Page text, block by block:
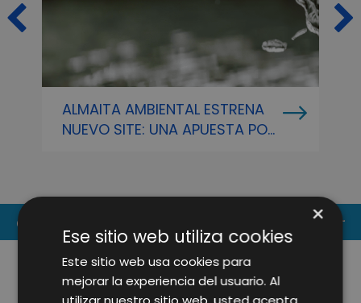
ALMAITA AMBIENTAL ESTRENA
NUEVO SITE: UNA APUESTA POR
CONTACT US
×
Ese sitio web utiliza cookies
Este sitio web usa cookies para
mejorar la experiencia del usuario. Al